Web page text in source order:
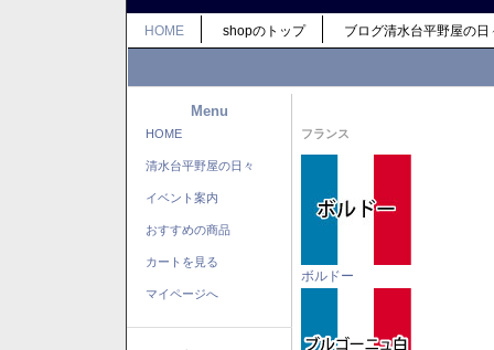
HOME shopのトップ ブログ清水台平野屋の日
Menu
HOME
清水台平野屋の日々
イベント案内
おすすめの商品
カートを見る
マイページへ
フランス
ボルドー